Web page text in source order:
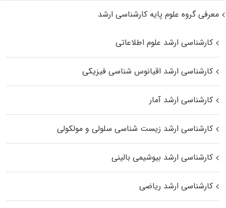
معرفی گروه علوم پایه کارشناسی ارشد
کارشناسی ارشد علوم اطلاعاتی
کارشناسی ارشد اقیانوس‌ شناسی فیزیکی
کارشناسی ارشد آمار
کارشناسی ارشد زیست شناسی سلولی و مولکولی
کارشناسی ارشد بیوشیمی بالینی
کارشناسی ارشد ریاضی